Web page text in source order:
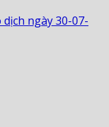
ngày 30-07-